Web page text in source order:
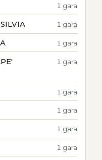
1 gara
1 gara
1 gara
1 gara
1 gara
1 gara
1 gara
1 gara